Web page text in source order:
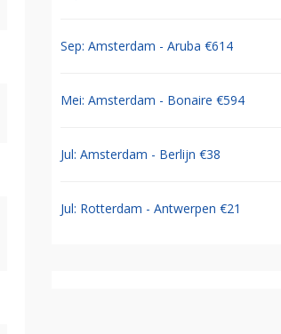
Sep: Amsterdam - Aruba €614
Mei: Amsterdam - Bonaire €594
Jul: Amsterdam - Berlijn €38
Jul: Rotterdam - Antwerpen €21